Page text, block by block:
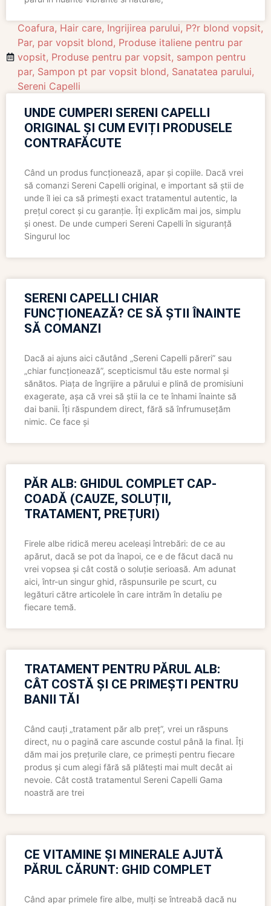
Coafura, Hair care, Ingrijirea parului, P?r blond vopsit,
Par, par vopsit blond, Produse italiene pentru par
vopsit, Produse pentru par vopsit, sampon pentru
par, Sampon pt par vopsit blond, Sanatatea parului,
Sereni Capelli
UNDE CUMPERI SERENI CAPELLI
ORIGINAL ȘI CUM EVIȚI PRODUSELE
CONTRAFĂCUTE
Când un produs funcționează, apar și copiile. Dacă vrei
să comanzi Sereni Capelli original, e important să știi de
unde îl iei ca să primești exact tratamentul autentic, la
prețul corect și cu garanție. Îți explicăm mai jos, simplu
și onest. De unde cumperi Sereni Capelli în siguranță
Singurul loc
SERENI CAPELLI CHIAR
FUNCȚIONEAZĂ? CE SĂ ȘTII ÎNAINTE
SĂ COMANZI
Dacă ai ajuns aici căutând „Sereni Capelli păreri” sau
„chiar funcționează”, scepticismul tău este normal și
sănătos. Piața de îngrijire a părului e plină de promisiuni
exagerate, așa că vrei să știi la ce te înhami înainte să
dai banii. Îți răspundem direct, fără să înfrumusețăm
nimic. Ce face și
PĂR ALB: GHIDUL COMPLET CAP-
COADĂ (CAUZE, SOLUȚII,
TRATAMENT, PREȚURI)
Firele albe ridică mereu aceleași întrebări: de ce au
apărut, dacă se pot da înapoi, ce e de făcut dacă nu
vrei vopsea și cât costă o soluție serioasă. Am adunat
aici, într-un singur ghid, răspunsurile pe scurt, cu
legături către articolele în care intrăm în detaliu pe
fiecare temă.
TRATAMENT PENTRU PĂRUL ALB:
CÂT COSTĂ ȘI CE PRIMEȘTI PENTRU
BANII TĂI
Când cauți „tratament păr alb preț”, vrei un răspuns
direct, nu o pagină care ascunde costul până la final. Îți
dăm mai jos prețurile clare, ce primești pentru fiecare
produs și cum alegi fără să plătești mai mult decât ai
nevoie. Cât costă tratamentul Sereni Capelli Gama
noastră are trei
CE VITAMINE ȘI MINERALE AJUTĂ
PĂRUL CĂRUNT: GHID COMPLET
Când apar primele fire albe, mulți se întreabă dacă nu